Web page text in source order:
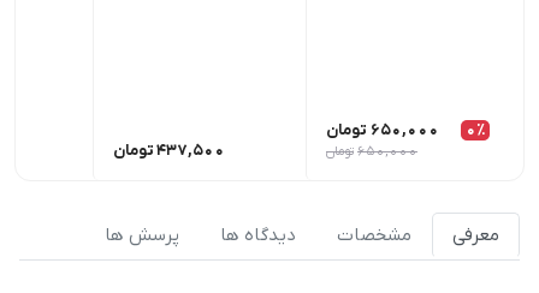
0٪ 650,000 تومان
650,000 تومان 437,500تومان
معرفی مشخصات دیدگاه ها پرسش ها